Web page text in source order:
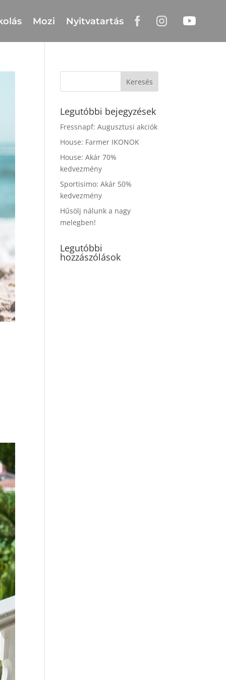
Mozi Nyitvatartás
Legutóbbi bejegyzések
Fressnapf: Augusztusi akciók
House: Farmer IKONOK
House: Akár 70%
kedvezmény
Sportisimo: Akár 50%
kedvezmény
Hűsölj nálunk a nagy
melegben!
Legutóbbi
hozzászólások